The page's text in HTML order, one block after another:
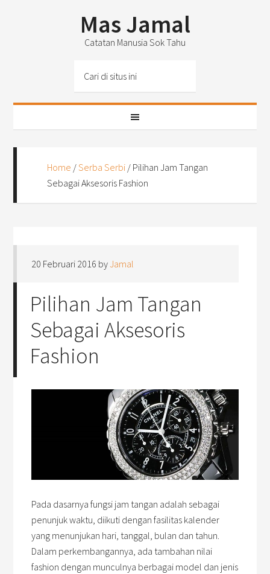
Mas Jamal
Catatan Manusia Sok Tahu
Home /Serba Serbi / Pilihan Jam Tangan
Sebagai Aksesoris Fashion
20 Februari 2016 byJamal
Pilihan Jam Tangan
Sebagai Aksesoris
Fashion
Pada dasarnya fungsi jam tangan adalah sebagai
penunjuk waktu, diikuti dengan fasilitas kalender
yang menunjukan hari, tanggal, bulan dan tahun.
Dalam perkembangannya, ada tambahan nilai
fashion dengan munculnya berbagai model dan jenis